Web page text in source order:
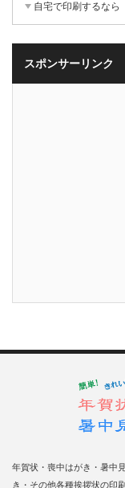
自宅で印刷するなら
スポンサーリンク
年賀状・喪中はがき・暑中
き・その他各種挨拶状の印